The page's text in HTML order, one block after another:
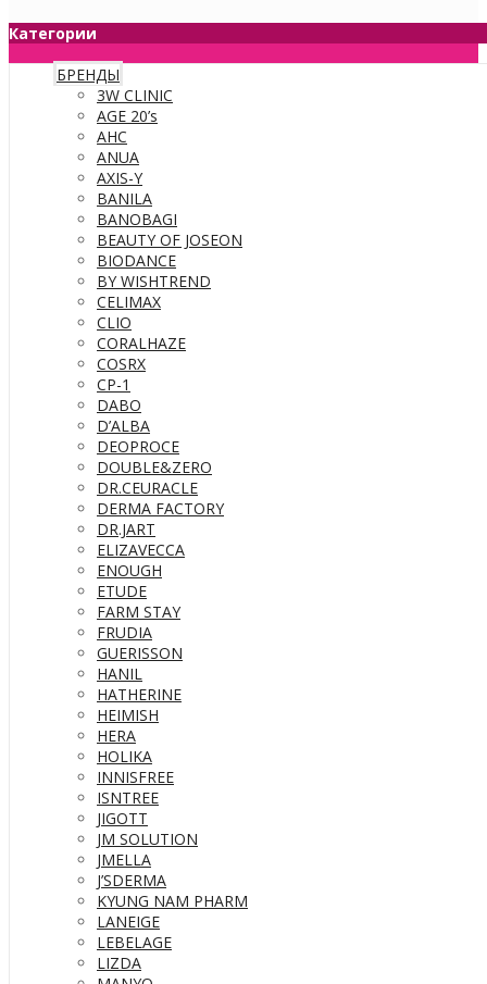
Категории
БРЕНДЫ
3W CLINIC
AGE 20’s
AHC
ANUA
AXIS-Y
BANILA
BANOBAGI
BEAUTY OF JOSEON
BIODANCE
BY WISHTREND
CELIMAX
CLIO
CORALHAZE
COSRX
CP-1
DABO
D’ALBA
DEOPROCE
DOUBLE&ZERO
DR.CEURACLE
DERMA FACTORY
DR.JART
ELIZAVECCA
ENOUGH
ETUDE
FARM STAY
FRUDIA
GUERISSON
HANIL
HATHERINE
HEIMISH
HERA
HOLIKA
INNISFREE
ISNTREE
JIGOTT
JM SOLUTION
JMELLA
J’SDERMA
KYUNG NAM PHARM
LANEIGE
LEBELAGE
LIZDA